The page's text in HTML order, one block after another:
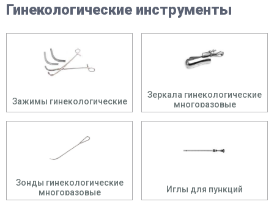
Гинекологические инструменты
Зажимы гинекологические
Зеркала гинекологические
многоразовые
Зонды гинекологические
многоразовые
Иглы для пункций